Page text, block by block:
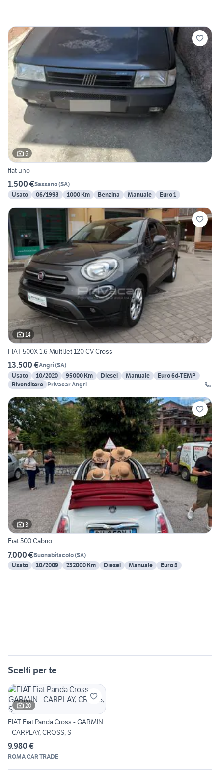
5
fiat uno
1.500 €Sassano(SA)
Usato
06/1993 1000 Km Benzina Manuale Euro 1
14
FIAT 500X 1.6 MultiJet 120 CV Cross
13.500 €Angri(SA)
Usato
10/2020 95000 Km Diesel Manuale
Euro 6d-TEMP
Rivenditore Privacar Angri
3
Fiat 500 Cabrio
7.000 €Buonabitacolo(SA)
Usato
10/2009 232000 Km Diesel Manuale Euro 5
Scelti per te
20
FIAT Fiat Panda Cross - GARMIN
- CARPLAY, CROSS, S
9.980 €
ROMA CAR TRADE